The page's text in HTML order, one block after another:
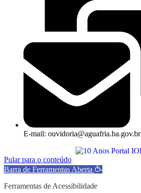
E-mail: ouvidoria@aguafria.ba.gov.br
Pular para o conteúdo
Barra de Ferramentas Aberta
Ferramentas de Acessibilidade